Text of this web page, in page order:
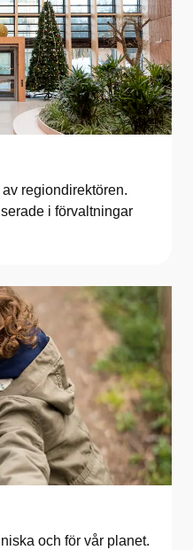
regiondirektören.
i förvaltningar
och för vår planet.